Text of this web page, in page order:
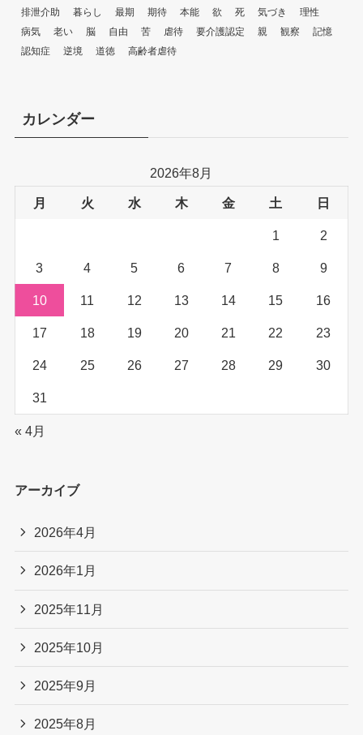
排泄介助
暮らし 最期 期待 本能 欲 死 気づき
理性
病気
老い 脳 自由 苦 虐待 要介護認定 親 観察
記憶
認知症
逆境 道徳 高齢者虐待
カレンダー
2026年8月
月 火 水 木 金 土 日
1 2
3 4 5 6 7 8 9
10 11 12 13 14 15 16
17 18 19 20 21 22 23
24 25 26 27 28 29 30
31
« 4月
アーカイブ
2026年4月
2026年1月
2025年11月
2025年10月
2025年9月
2025年8月